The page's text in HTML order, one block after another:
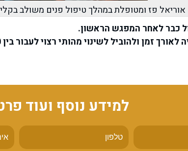
אוריאל פז ומטופלת במהלך טיפול פנים משולב
כבר לאחר המפגש הראשון.
מהותי רצוי לעבור בין 8-10 טיפולים ולאחר מכן תחזוקה של פעם בחודש.
למידע נוסף ועוד